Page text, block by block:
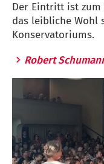
Der Eintritt ist zum
das leibliche Wohl
Konservatoriums.
Robert